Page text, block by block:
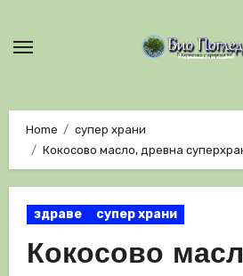
Home
супер храни
Кокосово масло, древна
здраве супер храни
Кокосово